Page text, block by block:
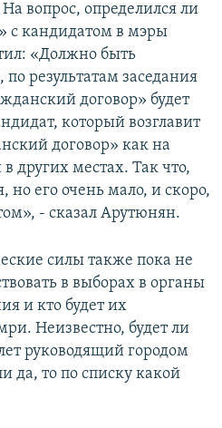
вопрос, определился ли
с кандидатом в мэры
«Должно быть
результатам заседания
договор» будет
который возглавит
договор» как на
других местах. Так что,
но его очень мало, и скоро,
- сказал Арутюнян.
силы также пока не
в выборах в органы
и кто будет их
Неизвестно, будет ли
руководящий городом
да, то по списку какой